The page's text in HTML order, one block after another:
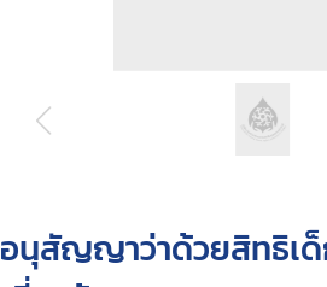
อนุสัญญาว่าด้วยสิทธิเ